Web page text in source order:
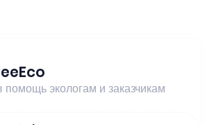
экологам и заказчикам